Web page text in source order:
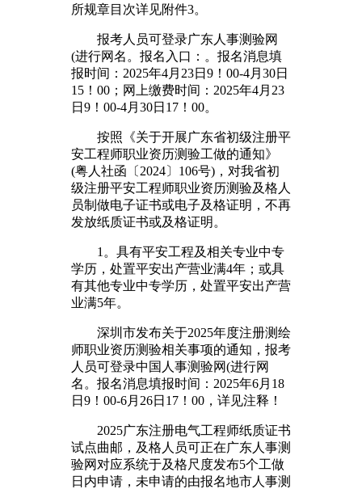
所规章目次详见附件3。
报考人员可登录广东人事测验网
(进行网名。报名入口：。报名消息填
报时间：2025年4月23日9！00-4月30日
15！00；网上缴费时间：2025年4月23
日9！00-4月30日17！00。
按照《关于开展广东省初级注册平
安工程师职业资历测验工做的通知》
(粤人社函〔2024〕106号)，对我省初
级注册平安工程师职业资历测验及格人
员制做电子证书或电子及格证明，不再
发放纸质证书或及格证明。
1。具有平安工程及相关专业中专
学历，处置平安出产营业满4年；或具
有其他专业中专学历，处置平安出产营
业满5年。
深圳市发布关于2025年度注册测绘
师职业资历测验相关事项的通知，报考
人员可登录中国人事测验网(进行网
名。报名消息填报时间：2025年6月18
日9！00-6月26日17！00，详见注释！
2025广东注册电气工程师纸质证书
试点曲邮，及格人员可正在广东人事测
验网对应系统于及格尺度发布5个工做
日内申请，未申请的由报名地市人事测